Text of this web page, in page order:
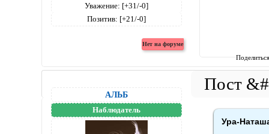
Уважение: [+31/-0]
Позитив: [+21/-0]
АЛЬБ
Наблюдатель
Ура-